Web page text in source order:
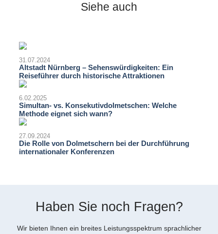
Siehe auch
31.07.2024
Altstadt Nürnberg – Sehenswürdigkeiten: Ein
Reiseführer durch historische Attraktionen
6.02.2025
Simultan- vs. Konsekutivdolmetschen: Welche
Methode eignet sich wann?
27.09.2024
Die Rolle von Dolmetschern bei der Durchführung
internationaler Konferenzen
Haben Sie noch Fragen?
Wir bieten Ihnen ein breites Leistungsspektrum sprachlicher